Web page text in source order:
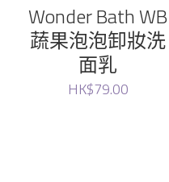
Torriden
Sudee
Wonder Bath WB
蔬果泡泡卸妝洗
面乳
HK$79.00